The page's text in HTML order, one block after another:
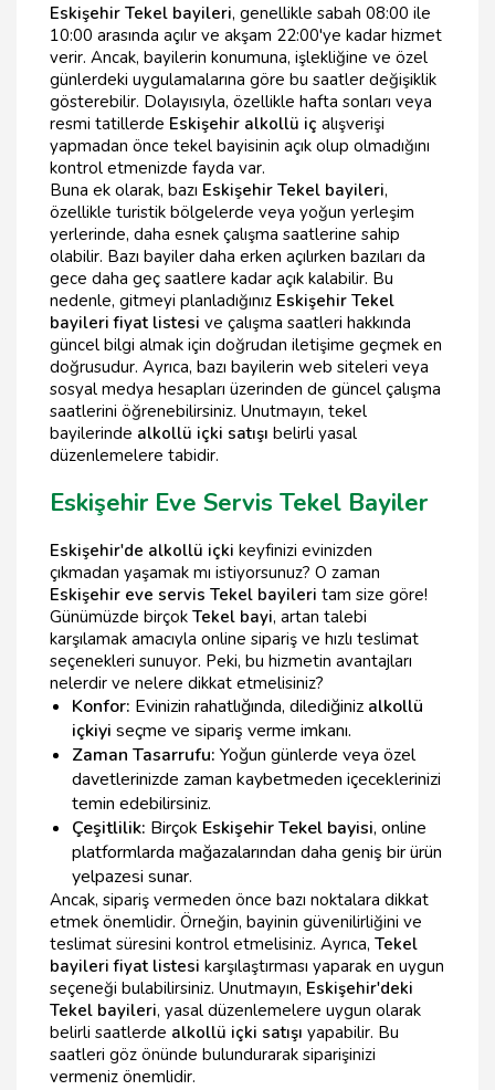
Eskişehir Tekel bayileri, genellikle sabah 08:00 ile
10:00 arasında açılır ve akşam 22:00'ye kadar hizmet
verir. Ancak, bayilerin konumuna, işlekliğine ve özel
günlerdeki uygulamalarına göre bu saatler değişiklik
gösterebilir. Dolayısıyla, özellikle hafta sonları veya
resmi tatillerde Eskişehir alkollü iç alışverişi
yapmadan önce tekel bayisinin açık olup olmadığını
kontrol etmenizde fayda var.
Buna ek olarak, bazı Eskişehir Tekel bayileri,
özellikle turistik bölgelerde veya yoğun yerleşim
yerlerinde, daha esnek çalışma saatlerine sahip
olabilir. Bazı bayiler daha erken açılırken bazıları da
gece daha geç saatlere kadar açık kalabilir. Bu
nedenle, gitmeyi planladığınız Eskişehir Tekel
bayileri fiyat listesi ve çalışma saatleri hakkında
güncel bilgi almak için doğrudan iletişime geçmek en
doğrusudur. Ayrıca, bazı bayilerin web siteleri veya
sosyal medya hesapları üzerinden de güncel çalışma
saatlerini öğrenebilirsiniz. Unutmayın, tekel
bayilerinde alkollü içki satışı belirli yasal
düzenlemelere tabidir.
Eskişehir Eve Servis Tekel Bayiler
Eskişehir'de alkollü içki keyfinizi evinizden
çıkmadan yaşamak mı istiyorsunuz? O zaman
Eskişehir eve servis Tekel bayileri tam size göre!
Günümüzde birçok Tekel bayi, artan talebi
karşılamak amacıyla online sipariş ve hızlı teslimat
seçenekleri sunuyor. Peki, bu hizmetin avantajları
nelerdir ve nelere dikkat etmelisiniz?
Konfor: Evinizin rahatlığında, dilediğiniz alkollü
içkiyi seçme ve sipariş verme imkanı.
Zaman Tasarrufu: Yoğun günlerde veya özel
davetlerinizde zaman kaybetmeden içeceklerinizi
temin edebilirsiniz.
Çeşitlilik: Birçok Eskişehir Tekel bayisi, online
platformlarda mağazalarından daha geniş bir ürün
yelpazesi sunar.
Ancak, sipariş vermeden önce bazı noktalara dikkat
etmek önemlidir. Örneğin, bayinin güvenilirliğini ve
teslimat süresini kontrol etmelisiniz. Ayrıca, Tekel
bayileri fiyat listesi karşılaştırması yaparak en uygun
seçeneği bulabilirsiniz. Unutmayın, Eskişehir'deki
Tekel bayileri, yasal düzenlemelere uygun olarak
belirli saatlerde alkollü içki satışı yapabilir. Bu
saatleri göz önünde bulundurarak siparişinizi
vermeniz önemlidir.